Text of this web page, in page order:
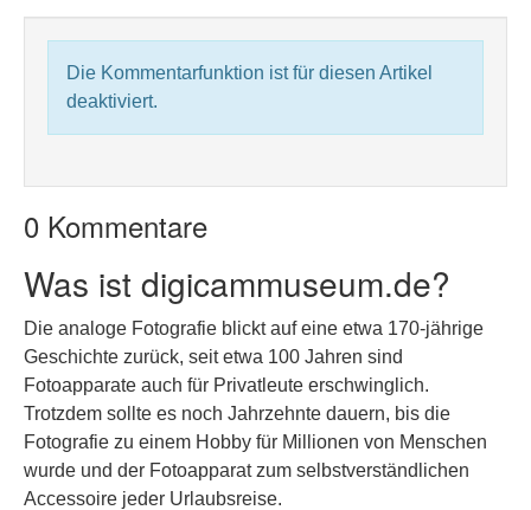
Die Kommentarfunktion ist für diesen Artikel
deaktiviert.
0 Kommentare
Was ist digicammuseum.de?
Die analoge Fotografie blickt auf eine etwa 170-jährige
Geschichte zurück, seit etwa 100 Jahren sind
Fotoapparate auch für Privatleute erschwinglich.
Trotzdem sollte es noch Jahrzehnte dauern, bis die
Fotografie zu einem Hobby für Millionen von Menschen
wurde und der Fotoapparat zum selbstverständlichen
Accessoire jeder Urlaubsreise.